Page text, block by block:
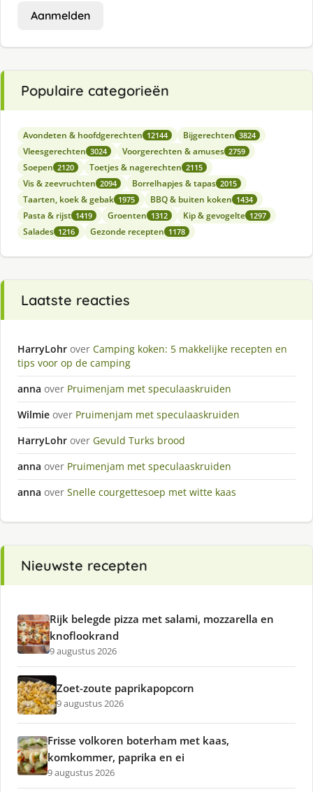
Aanmelden
Populaire categorieën
Avondeten & hoofdgerechten 12144 Bijgerechten 3824
Vleesgerechten 3024 Voorgerechten & amuses 2759
Soepen 2120 Toetjes & nagerechten 2115
Vis & zeevruchten 2094 Borrelhapjes & tapas 2015
Taarten, koek & gebak 1975 BBQ & buiten koken 1434
Pasta & rijst 1419 Groenten 1312 Kip & gevogelte 1297
Salades 1216 Gezonde recepten 1178
Laatste reacties
HarryLohr over Camping koken: 5 makkelijke recepten en
tips voor op de camping
anna over Pruimenjam met speculaaskruiden
Wilmie over Pruimenjam met speculaaskruiden
HarryLohr over Gevuld Turks brood
anna over Pruimenjam met speculaaskruiden
anna over Snelle courgettesoep met witte kaas
Nieuwste recepten
Rijk belegde pizza met salami, mozzarella en
knoflookrand
9 augustus 2026
Zoet-zoute paprikapopcorn
9 augustus 2026
Frisse volkoren boterham met kaas,
komkommer, paprika en ei
9 augustus 2026